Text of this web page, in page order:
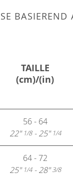
BASIEREND
TAILLE
(cm)/(in)
56 - 64
22"1/8- 25"1/4
64 - 72
25"1/4- 28"3/8